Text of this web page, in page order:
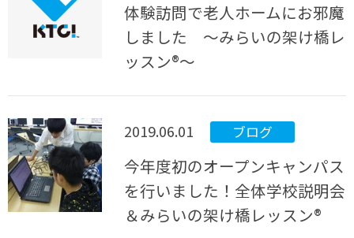
体験訪問で老人ホームにお邪魔
しました ～みらいの架け橋レ
ッスン®～
2019.06.01 ブログ
今年度初のオープンキャンパス
を行いました！全体学校説明会
＆みらいの架け橋レッスン®